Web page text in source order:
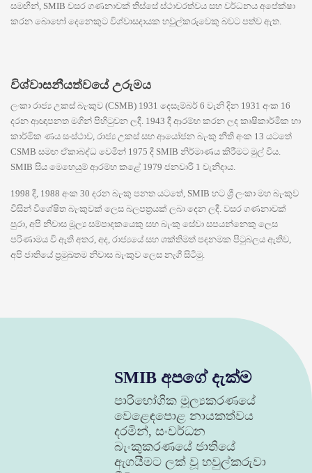
සමඟින්, SMIB වසර ගණනාවක් තිස්සේ ස්ථාවරත්වය සහ වර්ධනය අපේක්ෂා
කරන බොහෝ දෙනෙකුට විශ්වාසදායක හවුල්කරුවෙකු බවට පත්ව ඇත.
විශ්වාසනීයත්වයේ උරුමය
ලංකා රාජ්‍ය උකස් බැංකුව (CSMB) 1931 දෙසැම්බර් 6 වැනි දින 1931 අංක 16
දරන ආඥාපනත මගින් පිහිටුවන ලදී. 1943 දී ආරම්භ කරන ලද කෘෂිකාර්මික හා
කාර්මික ණය සංස්ථාව, රාජ්‍ය උකස් සහ ආයෝජන බැංකු නීති අංක 13 යටතේ
CSMB සමඟ ඒකාබද්ධ වෙමින් 1975 දී SMIB නිර්මාණය කිරීමට මුල් විය.
SMIB සිය මෙහෙයුම් ආරම්භ කළේ 1979 ජනවාරි 1 වැනිදාය.
1998 දී, 1988 අංක 30 දරන බැංකු පනත යටතේ, SMIB හට ශ්‍රී ලංකා මහ බැංකුව
විසින් විශේෂිත බැංකුවක් ලෙස බලපත්‍රයක් ලබා දෙන ලදී. වසර ගණනාවක්
පුරා, අපි නිවාස මූල්‍ය සම්පාදකයෙකු සහ බැංකු සේවා සපයන්නෙකු ලෙස
පරිණාමය වී ඇති අතර, අද, රාජ්‍යයේ සහ ශක්තිමත් පදනමක පිටුබලය ඇතිව,
අපි ජාතියේ ප්‍රමුඛතම නිවාස බැංකුව ලෙස නැගී සිටිමු.
SMIB අපගේ දැක්ම
පාරිභෝගික මූල්‍යකරණයේ
වෙළෙඳපොළ නායකත්වය
දරමින්, සංවර්ධන
බැංකුකරණයේ ජාතියේ
ඇගයීමට ලක් වූ හවුල්කරුවා